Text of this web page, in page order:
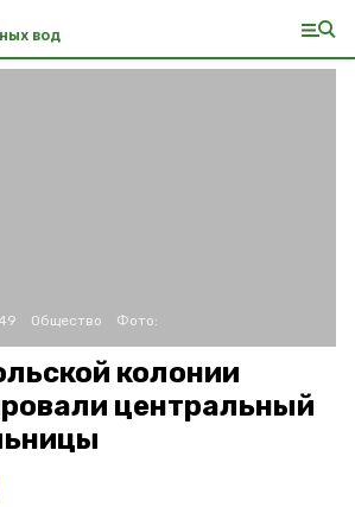
вод
Общество Фото:
колонии
центральный